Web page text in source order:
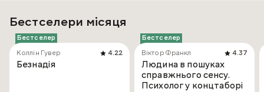
Бестселери місяця
Бестселер
Коллін Гувер
4.22
Безнадія
Бестселер
Віктор Франкл
4.37
Людина в пошуках
справжнього сенсу.
Психолог у концтаборі